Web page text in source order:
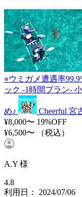
⭐︎ウミガメ遭遇率
ック -1時間プラン-
め♪
Cheerful 宮
¥8,000〜 19%OFF
¥6,500〜
（税込）
A.Y 様
4.8
利用日： 2024/07/06